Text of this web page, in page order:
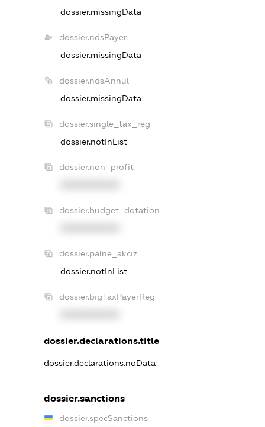
dossier.missingData
dossier.ndsPayer
dossier.missingData
dossier.ndsAnnul
dossier.missingData
dossier.single_tax_reg
dossier.notInList
dossier.non_profit
dossier.budget_dotation
dossier.palne_akciz
dossier.notInList
dossier.bigTaxPayerReg
dossier.declarations.title
dossier.declarations.noData
dossier.sanctions
dossier.specSanctions